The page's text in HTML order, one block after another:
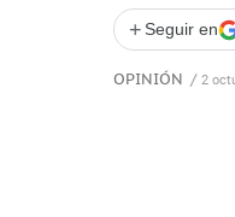
+ Seguir en
OPINIÓN / 2